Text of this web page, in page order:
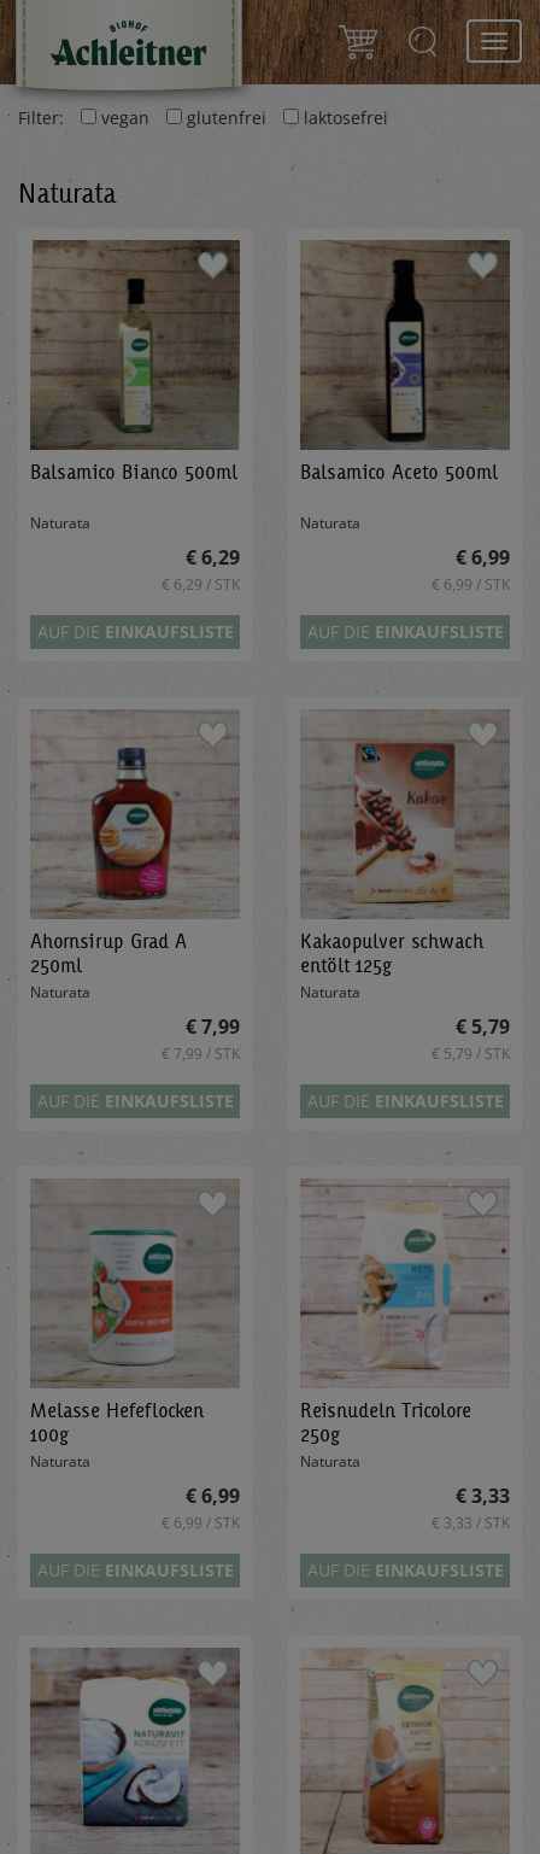
Filter:
vegan glutenfrei laktosefrei
Naturata
Balsamico Bianco 500ml
Naturata
€ 6,29
€ 6,29 / STK
AUF DIE EINKAUFSLISTE
Balsamico Aceto 500ml
Naturata
€ 6,99
€ 6,99 / STK
AUF DIE EINKAUFSLISTE
Ahornsirup Grad A
250ml
Naturata
€ 7,99
€ 7,99 / STK
AUF DIE EINKAUFSLISTE
Kakaopulver schwach
entölt 125g
Naturata
€ 5,79
€ 5,79 / STK
AUF DIE EINKAUFSLISTE
Melasse Hefeflocken
100g
Naturata
€ 6,99
€ 6,99 / STK
AUF DIE EINKAUFSLISTE
Reisnudeln Tricolore
250g
Naturata
€ 3,33
€ 3,33 / STK
AUF DIE EINKAUFSLISTE